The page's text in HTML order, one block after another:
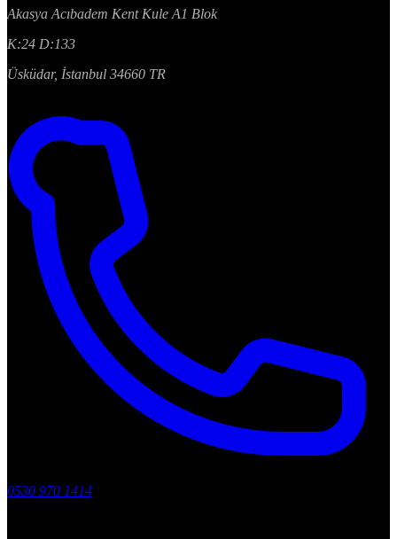
Akasya Acıbadem Kent Kule A1 Blok
K:24 D:133
Üsküdar, İstanbul 34660 TR
0530 970 1414